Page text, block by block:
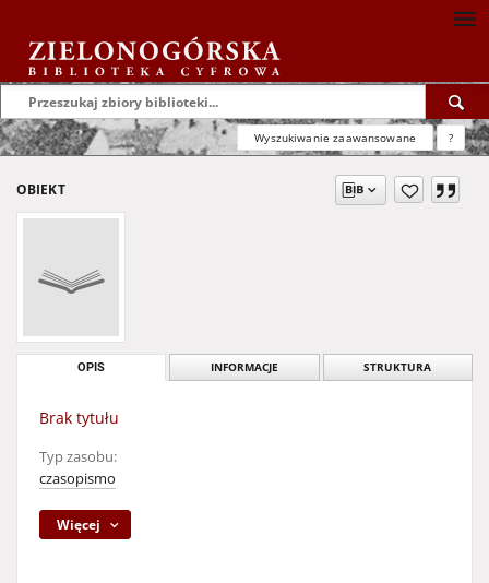
Wyszukiwanie zaawansowane ?
OBIEKT
OPIS INFORMACJE STRUKTURA
Brak tytułu
Typ zasobu:
czasopismo
Więcej